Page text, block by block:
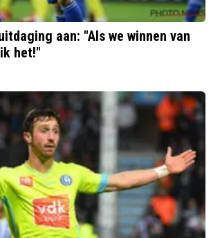
aan: "Als we winnen van
het!"